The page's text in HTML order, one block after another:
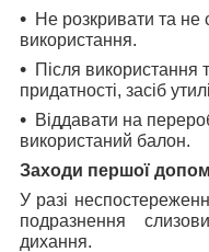
Не розкривати та не
використання.
Після використання
придатності, засіб
Віддавати на
використаний балон.
Заходи першої
У разі
подразнення
дихання.